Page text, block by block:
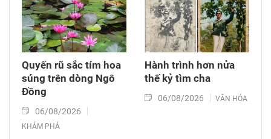
Quyến rũ sắc tím hoa
súng trên dòng Ngô
Đồng
06/08/2026
KHÁM PHÁ
Hành trình hơn nửa
thế kỷ tìm cha
06/08/2026 VĂN HÓA